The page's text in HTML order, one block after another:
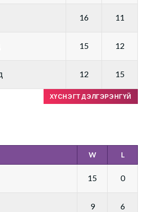
16 11
15 12
12 15
ХҮСНЭГТ ДЭЛГЭРЭНГҮЙ
W L
15 0
9 6